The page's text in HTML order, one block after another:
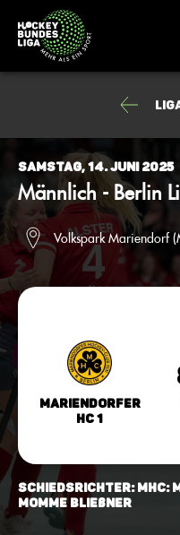
Samstag, 14. Juni 2025
Männlich - Berlin
Volkspark Mariendorf
Mariendorfer
HC 1
Schiedsrichter: MHC:
Momme Bließner